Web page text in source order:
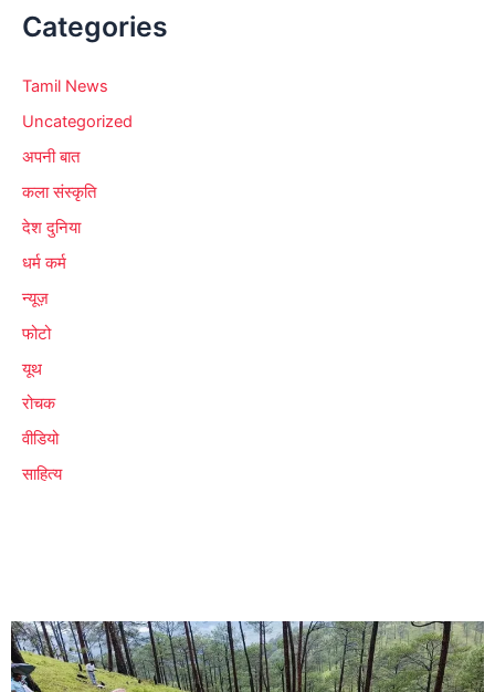
Categories
Tamil News
Uncategorized
अपनी बात
कला संस्कृति
देश दुनिया
धर्म कर्म
न्यूज़
फोटो
यूथ
रोचक
वीडियो
साहित्य